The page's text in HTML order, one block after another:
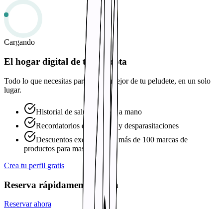
Cargando
El hogar digital de tu mascota
Todo lo que necesitas para cuidar mejor de tu peludete, en un solo
lugar.
Historial de salud siempre a mano
Recordatorios de vacunas y desparasitaciones
Descuentos exclusivos en más de 100 marcas de
productos para mascotas
Crea tu perfil gratis
Reserva rápidamente tu cita
Reservar ahora